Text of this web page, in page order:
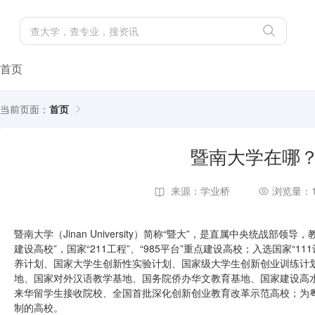
首页
当前页面： 首页
暨南大学在哪
来源：学业桥 浏览量：
暨南大学（Jinan University）简称“暨大”，是直属中央统战部领导
建设高校”，国家“211工程”、“985平台”重点建设高校；入选国家
养计划、国家大学生创新性实验计划、国家级大学生创新创业训练
地、国家对外汉语教学基地、国务院侨办华文教育基地、国家建设
来华留学生接收院校、全国首批深化创新创业教育改革示范高校；
制的高校。